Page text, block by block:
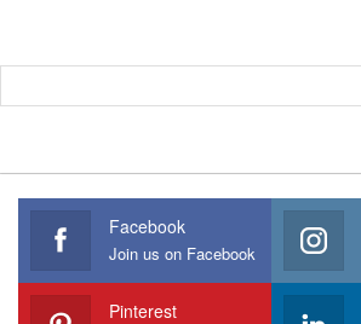
Facebook
Join us on Facebook
Pinterest